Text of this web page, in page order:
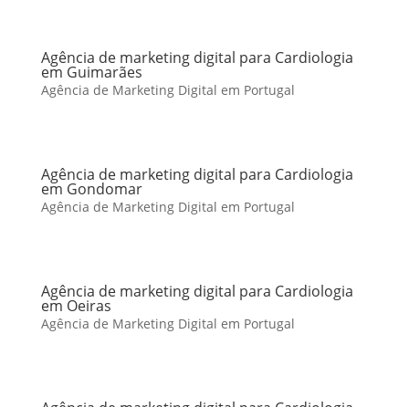
Agência de marketing digital para Cardiologia
em Guimarães
Agência de Marketing Digital em Portugal
Agência de marketing digital para Cardiologia
em Gondomar
Agência de Marketing Digital em Portugal
Agência de marketing digital para Cardiologia
em Oeiras
Agência de Marketing Digital em Portugal